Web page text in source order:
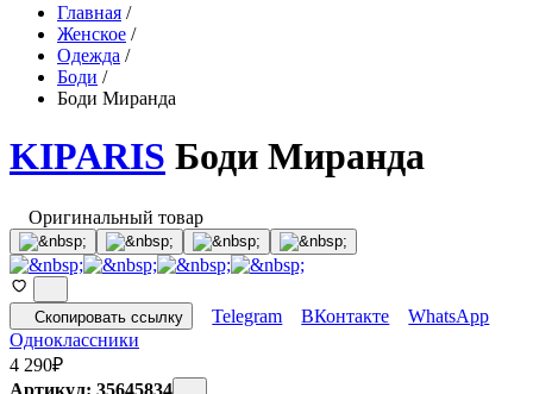
Главная /
Женское /
Одежда /
Боди /
Боди Миранда
KIPARIS Боди Миранда
Оригинальный товар
Скопировать ссылку Telegram ВКонтакте
WhatsApp
Одноклассники
4 290₽
Артикул: 35645834